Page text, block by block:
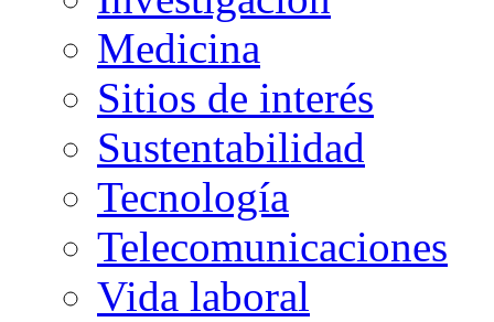
Medicina
Sitios de interés
Sustentabilidad
Tecnología
Telecomunicaciones
Vida laboral